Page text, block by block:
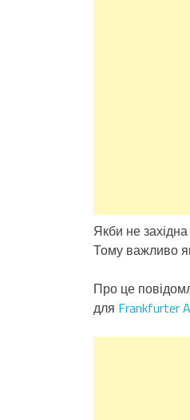
Якби не
Тому важливо
Про це
для Frankfurter